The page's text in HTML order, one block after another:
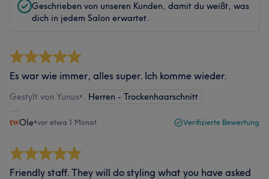
Geschrieben von unseren Kunden, damit du weißt, was
dich in jedem Salon erwartet.
Es war wie immer, alles super. Ich komme wieder.
Gestylt von Yunus• Herren - Trockenhaarschnitt
Ole•vor etwa 1 Monat Verifizierte Bewertung
Friendly staff. They will do styling what you have asked